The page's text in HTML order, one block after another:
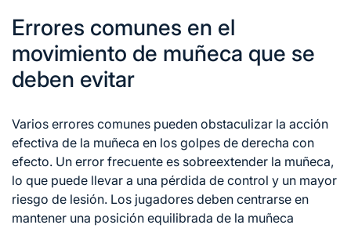
Errores comunes en el
movimiento de muñeca que se
deben evitar
Varios errores comunes pueden obstaculizar la acción
efectiva de la muñeca en los golpes de derecha con
efecto. Un error frecuente es sobreextender la muñeca,
lo que puede llevar a una pérdida de control y un mayor
riesgo de lesión. Los jugadores deben centrarse en
mantener una posición equilibrada de la muñeca